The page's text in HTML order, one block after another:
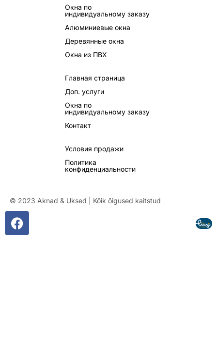
Окна по
индивидуальному заказу
Алюминиевые окна
Деревянные окна
Окна из ПВХ
Главная страница
Доп. услуги
Окна по
индивидуальному заказу
Контакт
Условия продажи
Политика
конфиденциальности
© 2023 Aknad & Uksed | Kõik õigused kaitstud
F
a